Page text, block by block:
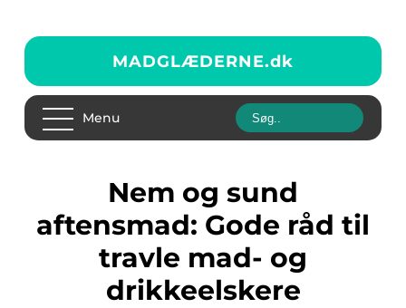
MADGLÆDERNE.dk
Menu
Nem og sund
aftensmad: Gode råd til
travle mad- og
drikkeelskere